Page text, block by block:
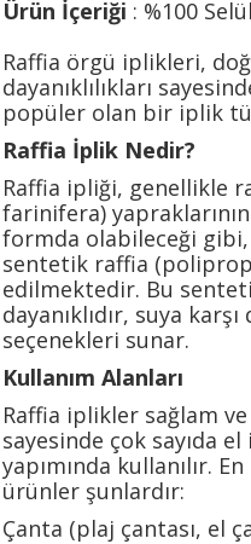
Ürün İçeriği : %100
Raffia örgü iplikleri,
dayanıklılıkları
popüler olan bir iplik
Raffia İplik Nedir?
Raffia ipliği, genellikle
farinifera)
formda olabileceği
sentetik raffia
edilmektedir. Bu
dayanıklıdır, suya
seçenekleri sunar.
Kullanım Alanları
Raffia iplikler sağlam
sayesinde çok sayıda
yapımında kullanılır.
ürünler şunlardır:
Çanta (plaj çantası, el